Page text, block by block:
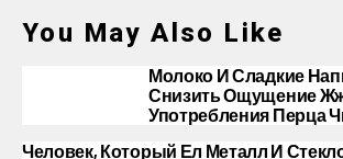
You May Also Like
Молоко И Сладкие
Снизить Ощущение
Употребления Перца
Человек, Который Ел Металл И